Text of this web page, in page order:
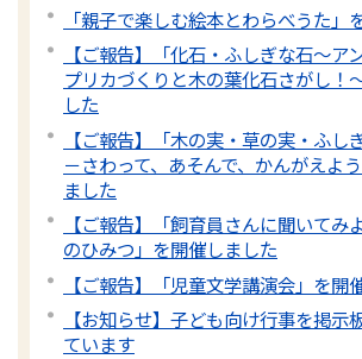
「親子で楽しむ絵本とわらべうた」
【ご報告】「化石・ふしぎな石～ア
プリカづくりと木の葉化石さがし！
した
【ご報告】「木の実・草の実・ふし
－さわって、あそんで、かんがえよ
ました
【ご報告】「飼育員さんに聞いてみ
のひみつ」を開催しました
【ご報告】「児童文学講演会」を開
【お知らせ】子ども向け行事を掲示
ています